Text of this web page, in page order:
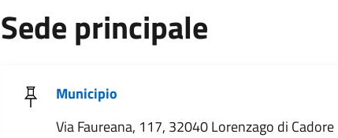
Sede principale
Municipio
Via Faureana, 117, 32040 Lorenzago di Cadore